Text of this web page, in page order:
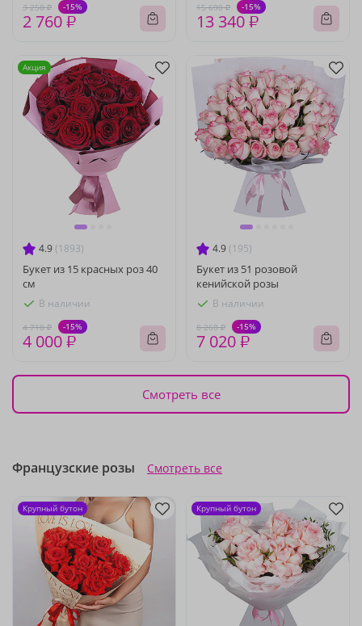
3 250 ₽ -15%
2 760 ₽
15 690 ₽ -15%
13 340 ₽
4.9 (1893)
Букет из 15 красных роз 40
см
В наличии
4 710 ₽ -15%
4 000 ₽
Акция
4.9 (195)
Букет из 51 розовой
кенийской розы
В наличии
8 260 ₽ -15%
7 020 ₽
Смотреть все
Французские розы Смотреть все
Крупный бутон Крупный бутон